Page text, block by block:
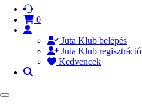
0
Juta Klub belépés
Juta Klub regisztráció
Kedvencek